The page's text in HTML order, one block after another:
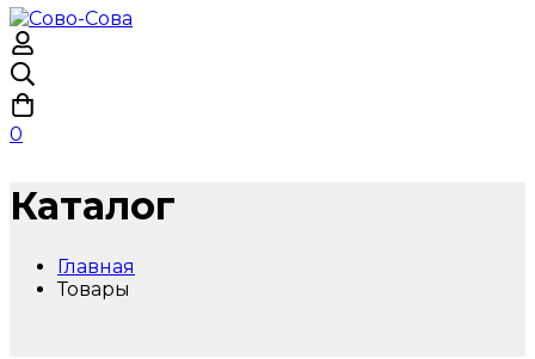
0
Каталог
Главная
Товары